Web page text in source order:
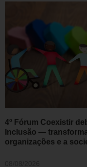
4º Fórum Coexistir
Inclusão —
organizações e a